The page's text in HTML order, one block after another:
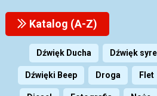
Katalog (A-Z)
Dźwięk Ducha Dźwięk
Dźwięki Beep Droga Flet